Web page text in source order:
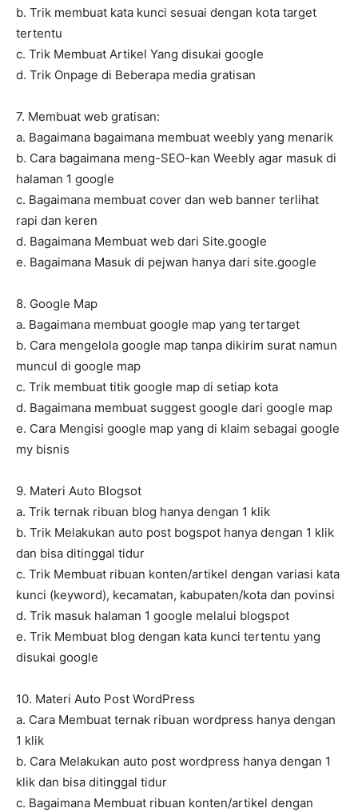
b. Trik membuat kata kunci sesuai dengan kota target
tertentu
c. Trik Membuat Artikel Yang disukai google
d. Trik Onpage di Beberapa media gratisan
7. Membuat web gratisan:
a. Bagaimana bagaimana membuat weebly yang menarik
b. Cara bagaimana meng-SEO-kan Weebly agar masuk di
halaman 1 google
c. Bagaimana membuat cover dan web banner terlihat
rapi dan keren
d. Bagaimana Membuat web dari Site.google
e. Bagaimana Masuk di pejwan hanya dari site.google
8. Google Map
a. Bagaimana membuat google map yang tertarget
b. Cara mengelola google map tanpa dikirim surat namun
muncul di google map
c. Trik membuat titik google map di setiap kota
d. Bagaimana membuat suggest google dari google map
e. Cara Mengisi google map yang di klaim sebagai google
my bisnis
9. Materi Auto Blogsot
a. Trik ternak ribuan blog hanya dengan 1 klik
b. Trik Melakukan auto post bogspot hanya dengan 1 klik
dan bisa ditinggal tidur
c. Trik Membuat ribuan konten/artikel dengan variasi kata
kunci (keyword), kecamatan, kabupaten/kota dan povinsi
d. Trik masuk halaman 1 google melalui blogspot
e. Trik Membuat blog dengan kata kunci tertentu yang
disukai google
10. Materi Auto Post WordPress
a. Cara Membuat ternak ribuan wordpress hanya dengan
1 klik
b. Cara Melakukan auto post wordpress hanya dengan 1
klik dan bisa ditinggal tidur
c. Bagaimana Membuat ribuan konten/artikel dengan